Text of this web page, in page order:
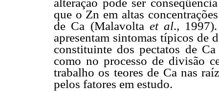
que o Zn em altas
de Ca (Malavolta et al.,
apresentam sintomas típicos de
constituinte dos pectatos de
como no processo de divisão
trabalho os teores de Ca nas
pelos fatores em estudo.